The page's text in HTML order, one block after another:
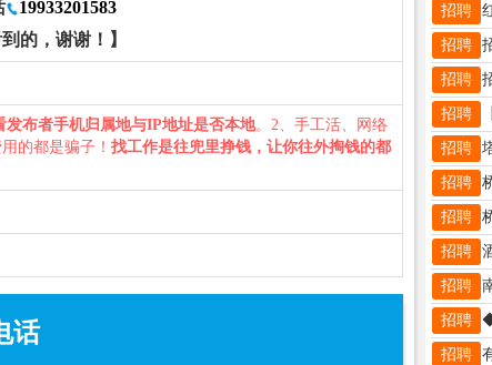
19933201583
的，谢谢！】
发布者手机归属地与IP地址是否本地。2、手工活、网络
的都是骗子！ 找工作是往兜里挣钱，让你往外掏钱的都
话
招聘
招聘
招聘
招聘
招聘
招聘
招聘
招聘
招聘
招聘
招聘